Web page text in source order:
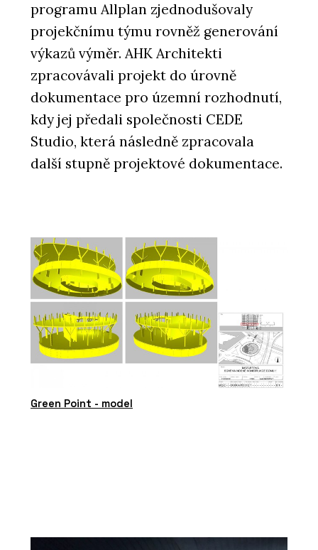
programu Allplan zjednodušovaly
projekčnímu týmu rovněž generování
výkazů výměr. AHK Architekti
zpracovávali projekt do úrovně
dokumentace pro územní rozhodnutí,
kdy jej předali společnosti CEDE
Studio, která následně zpracovala
další stupně projektové dokumentace.
Green Point - model